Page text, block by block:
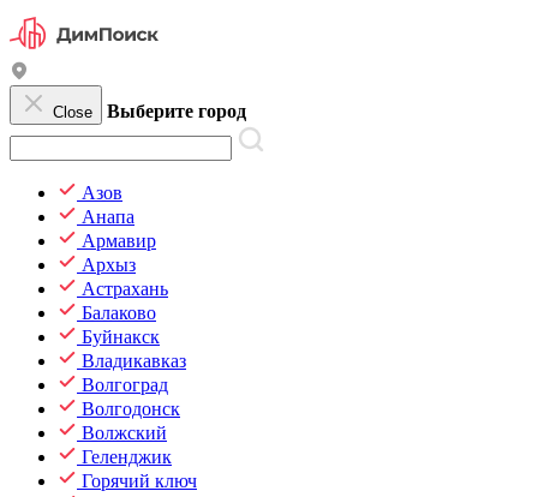
Close Выберите город
Азов
Анапа
Армавир
Архыз
Астрахань
Балаково
Буйнакск
Владикавказ
Волгоград
Волгодонск
Волжский
Геленджик
Горячий ключ